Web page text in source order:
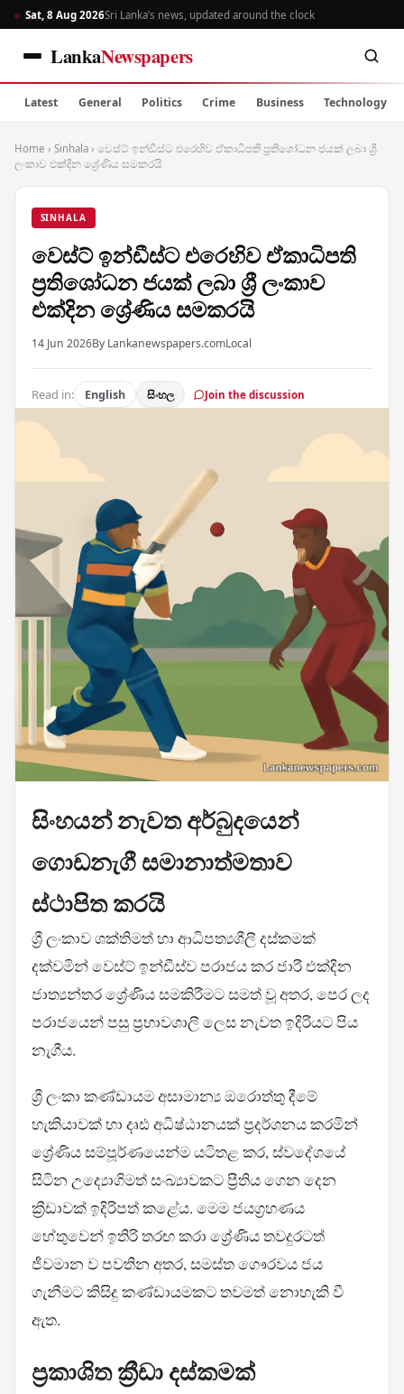
Sat, 8 Aug 2026Sri Lanka’s news, updated around the clock
LankaNewspapers
Latest General Politics Crime Business Technology
Home › Sinhala › වෙස්ට් ඉන්ඩීස්ට එරෙහිව ඒකාධිපති ප්‍රතිශෝධන ජයක් ලබා ශ්‍රී
ලංකාව එක්දින ශ්‍රේණිය සමකරයි
SINHALA
වෙස්ට් ඉන්ඩීස්ට එරෙහිව ඒකාධිපති
ප්‍රතිශෝධන ජයක් ලබා ශ්‍රී ලංකාව
එක්දින ශ්‍රේණිය සමකරයි
14 Jun 2026By Lankanewspapers.comLocal
Read in: English සිංහල Join the discussion
සිංහයන් නැවත අර්බුදයෙන්
ගොඩනැගී සමානාත්මතාව
ස්ථාපිත කරයි
ශ්‍රී ලංකාව ශක්තිමත් හා ආධිපත්‍යශීලී දස්කමක්
දක්වමින් වෙස්ට් ඉන්ඩීස්ව පරාජය කර ජාරී එක්දින
ජාත්‍යන්තර ශ්‍රේණිය සමකිරීමට සමත් වූ අතර, පෙර ලද
පරාජයෙන් පසු ප්‍රභාවශාලී ලෙස නැවත ඉදිරියට පිය
නැගීය.
ශ්‍රී ලංකා කණ්ඩායම අසාමාන්‍ය ඔරොත්තු දීමේ
හැකියාවක් හා දෘඪ අධිෂ්ඨානයක් ප්‍රදර්ශනය කරමින්
ශ්‍රේණිය සම්පූර්ණයෙන්ම යටිතළ කර, ස්වදේශයේ
සිටින උද්‍යොගිමත් සංඛ්‍යාවකට ප්‍රීතිය ගෙන දෙන
ක්‍රීඩාවක් ඉදිරිපත් කළේය. මෙම ජයග්‍රහණය
හේතුවෙන් ඉතිරි තරඟ කරා ශ්‍රේණිය තවදුරටත්
ජීවමාන ව පවතින අතර, සමස්ත ගෞරවය ජය
ගැනීමට කිසිදු කණ්ඩායමකට තවමත් නොහැකි වී
ඇත.
ප්‍රකාශිත ක්‍රීඩා දස්කමක්